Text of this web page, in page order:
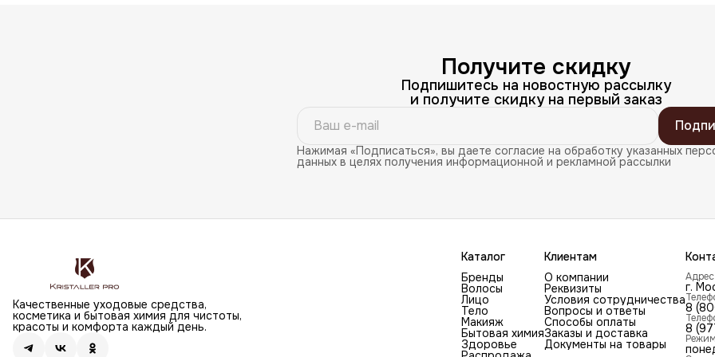
Получите скидку
Подпишитесь на новостную рассылку
и получите скидку на первый заказ
Нажимая «Подписаться», вы даете согласие на обработку указанных
данных в целях получения информационной и рекламной рассылки
Качественные уходовые средства,
косметика и бытовая химия для чистоты,
красоты и комфорта каждый день.
Каталог
Бренды
Волосы
Лицо
Тело
Макияж
Бытовая химия
Здоровье
Клиентам
О компании
Реквизиты
Условия сотрудничества
Вопросы и ответы
Способы оплаты
Заказы и доставка
Документы на товары
Адрес
г.
8
8